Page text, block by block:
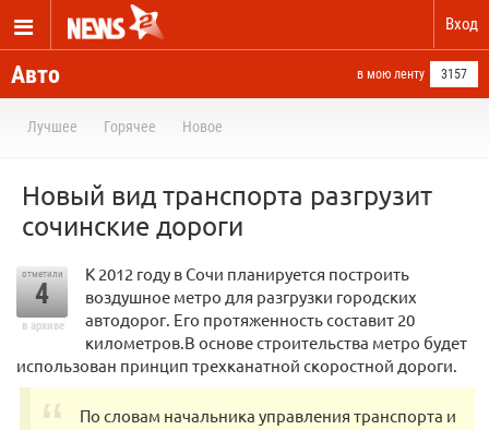
Вход
Авто в мою ленту 3157
Лучшее Горячее Новое
Новый вид транспорта разгрузит
сочинские дороги
отметили
4
в архиве
К 2012 году в Сочи планируется построить
воздушное метро для разгрузки городских
автодорог. Его протяженность составит 20
километров.В основе строительства метро будет
использован принцип трехканатной скоростной дороги.
По словам начальника управления транспорта и